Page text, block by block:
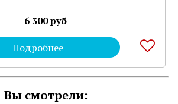
6 300 руб
Подробнее
Вы смотрели: